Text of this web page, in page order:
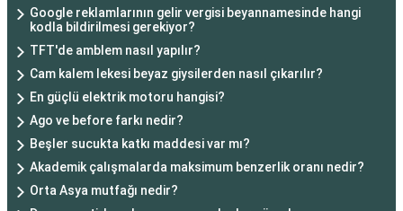
Google reklamlarının gelir vergisi beyannamesinde hangi
kodla bildirilmesi gerekiyor?
TFT'de amblem nasıl yapılır?
Cam kalem lekesi beyaz giysilerden nasıl çıkarılır?
En güçlü elektrik motoru hangisi?
Ago ve before farkı nedir?
Beşler sucukta katkı maddesi var mı?
Akademik çalışmalarda maksimum benzerlik oranı nedir?
Orta Asya mutfağı nedir?